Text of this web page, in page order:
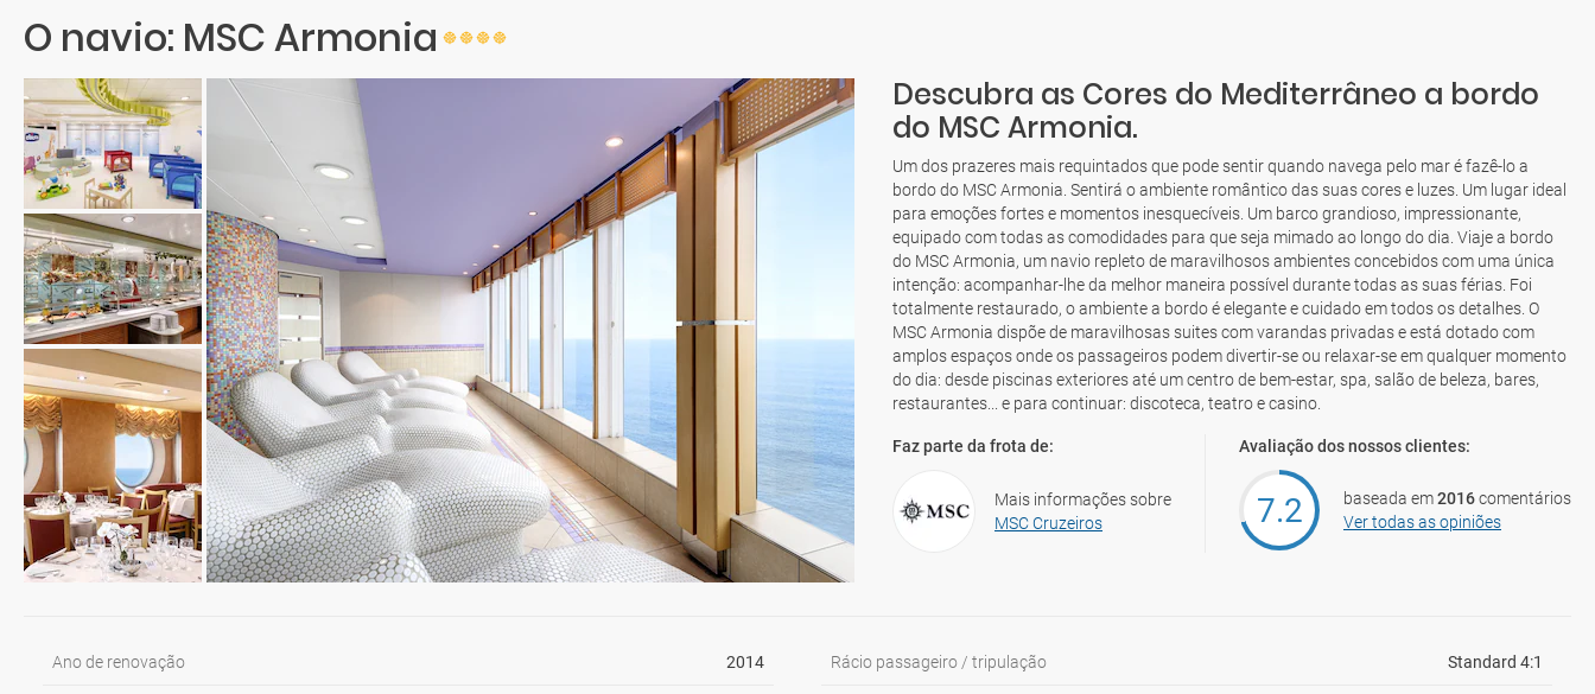
O navio: MSC Armonia
Descubra as Cores do Mediterrâneo a bordo
do MSC Armonia.
Um dos prazeres mais requintados que pode sentir quando navega pelo mar é fazê-lo a
bordo do MSC Armonia. Sentirá o ambiente romântico das suas cores e luzes. Um lugar ideal
para emoções fortes e momentos inesquecíveis. Um barco grandioso, impressionante,
equipado com todas as comodidades para que seja mimado ao longo do dia. Viaje a bordo
do MSC Armonia, um navio repleto de maravilhosos ambientes concebidos com uma única
intenção: acompanhar-lhe da melhor maneira possível durante todas as suas férias. Foi
totalmente restaurado, o ambiente a bordo é elegante e cuidado em todos os detalhes. O
MSC Armonia dispõe de maravilhosas suites com varandas privadas e está dotado com
amplos espaços onde os passageiros podem divertir-se ou relaxar-se em qualquer momento
do dia: desde piscinas exteriores até um centro de bem-estar, spa, salão de beleza, bares,
restaurantes... e para continuar: discoteca, teatro e casino.
Faz parte da frota de:
Mais informações sobre
MSC Cruzeiros
Avaliação dos nossos clientes:
7.2 baseada em2016comentários
Ver todas as opiniões
Ano de renovação 2014 Rácio passageiro / tripulação Standard 4:1